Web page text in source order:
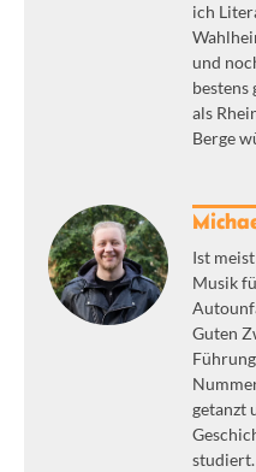
ich
und
bestens
als
Berge
Ist
Musik
Guten
getanzt
studiert.